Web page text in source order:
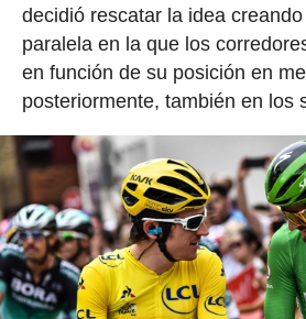
decidió rescatar la idea
paralela en la que los
en función de su posición en
posteriormente, también en los